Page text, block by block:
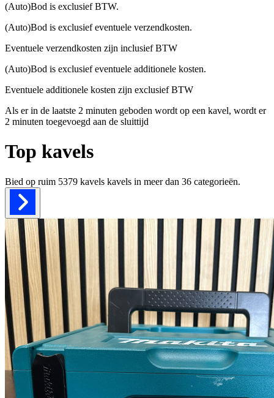
(Auto)Bod is exclusief BTW.
(Auto)Bod is exclusief eventuele verzendkosten.
Eventuele verzendkosten zijn inclusief BTW
(Auto)Bod is exclusief eventuele additionele kosten.
Eventuele additionele kosten zijn exclusief BTW
Als er in de laatste 2 minuten geboden wordt op een kavel, wordt er
2 minuten toegevoegd aan de sluittijd
Top kavels
Bied op ruim 5379 kavels kavels in meer dan 36 categorieën.